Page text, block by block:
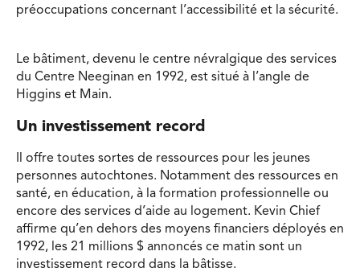
préoccupations concernant l’accessibilité et la sécurité.
Le bâtiment, devenu le centre névralgique des services
du Centre Neeginan en 1992, est situé à l’angle de
Higgins et Main.
Un investissement record
Il offre toutes sortes de ressources pour les jeunes
personnes autochtones. Notamment des ressources en
santé, en éducation, à la formation professionnelle ou
encore des services d’aide au logement. Kevin Chief
affirme qu’en dehors des moyens financiers déployés en
1992, les 21 millions $ annoncés ce matin sont un
investissement record dans la bâtisse.